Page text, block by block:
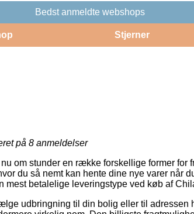
Bedst anmeldte webshops
Stjerner
på 8 anmeldelser
om stunder en række forskellige former for
du så nemt kan hente dine nye varer når
mest betalelige leveringstype ved køb af
udbringning til din bolig eller til adressen